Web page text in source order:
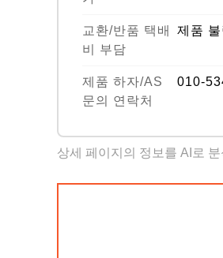
교환/반품 택배
비 부담
제품
제품 하자/AS
문의 연락처
010-
상세 페이지의 정보를 AI로